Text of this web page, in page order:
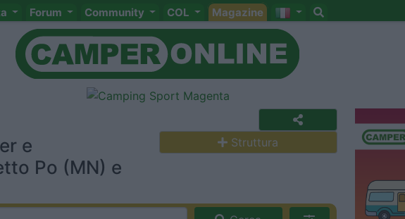
Forum Community COL Magazine
e
Po (MN) e
Struttura